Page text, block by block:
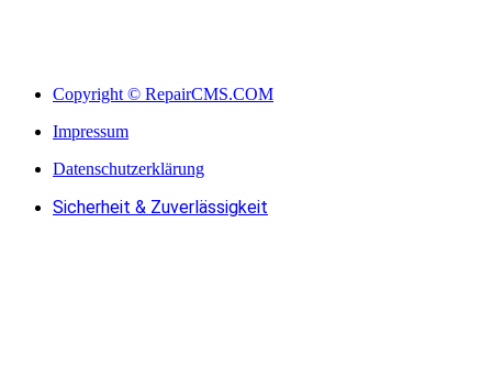
Copyright © RepairCMS.COM
Impressum
Datenschutzerklärung
Sicherheit & Zuverlässigkeit